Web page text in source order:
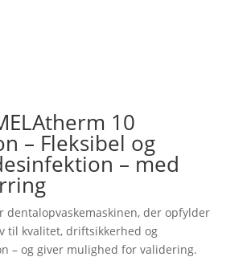
10
– Fleksibel og
– med
dentalopvaskemaskinen, der opfylder
til kvalitet, driftsikkerhed og
– og giver mulighed for validering.